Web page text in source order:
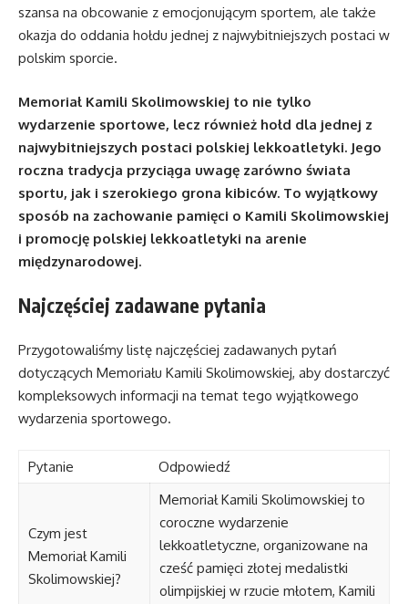
szansa na obcowanie z emocjonującym sportem, ale także
okazja do oddania hołdu jednej z najwybitniejszych postaci w
polskim sporcie.
Memoriał Kamili Skolimowskiej to nie tylko
wydarzenie sportowe, lecz również hołd dla jednej z
najwybitniejszych postaci polskiej lekkoatletyki. Jego
roczna tradycja przyciąga uwagę zarówno świata
sportu, jak i szerokiego grona kibiców. To wyjątkowy
sposób na zachowanie pamięci o Kamili Skolimowskiej
i promocję polskiej lekkoatletyki na arenie
międzynarodowej.
Najczęściej zadawane pytania
Przygotowaliśmy listę najczęściej zadawanych pytań
dotyczących Memoriału Kamili Skolimowskiej, aby dostarczyć
kompleksowych informacji na temat tego wyjątkowego
wydarzenia sportowego.
Pytanie Odpowiedź
Czym jest
Memoriał Kamili
Skolimowskiej?
Memoriał Kamili Skolimowskiej to
coroczne wydarzenie
lekkoatletyczne, organizowane na
cześć pamięci złotej medalistki
olimpijskiej w rzucie młotem, Kamili